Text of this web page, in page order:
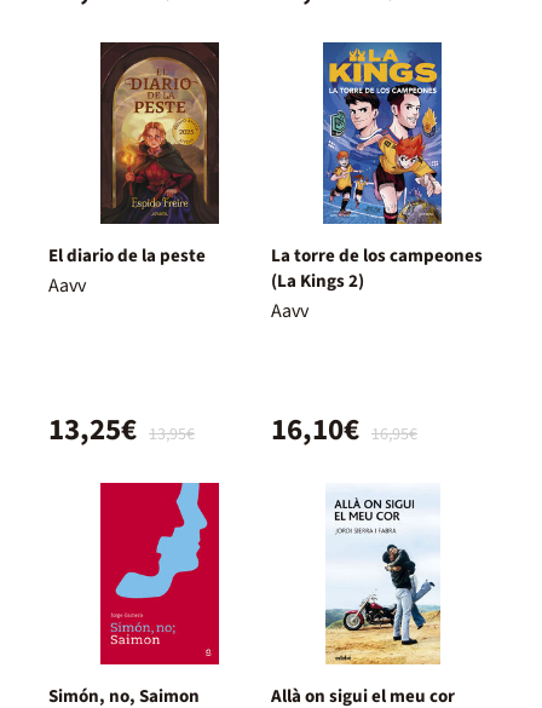
El diario de la peste
Aavv
13,95€
13,25€
La torre de los campeones
(La Kings 2)
Aavv
16,95€
16,10€
Simón, no, Saimon Allà on sigui el meu cor